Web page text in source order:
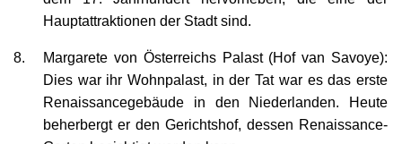
Hauptattraktionen der Stadt sind.
Dies war ihr Wohnpalast, in der Tat war es das erste
Renaissancegebäude in den Niederlanden. Heute
beherbergt er den Gerichtshof, dessen Renaissance-
Garten besichtigt werden kann.